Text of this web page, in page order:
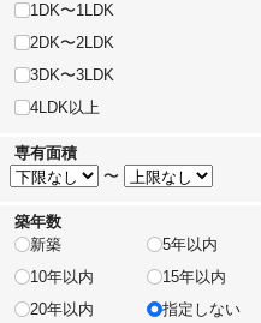
1DK〜1LDK
2DK〜2LDK
3DK〜3LDK
4LDK以上
専有面積
〜
築年数
新築
5年以内
10年以内
15年以内
20年以内
指定しない